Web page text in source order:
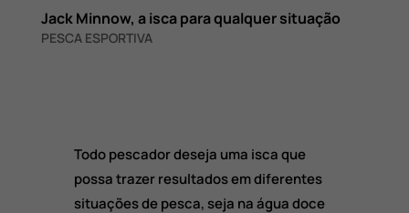
Jack Minnow, a isca para qualquer situação
PESCA ESPORTIVA
Todo pescador deseja uma isca que
possa trazer resultados em diferentes
situações de pesca, seja na água doce